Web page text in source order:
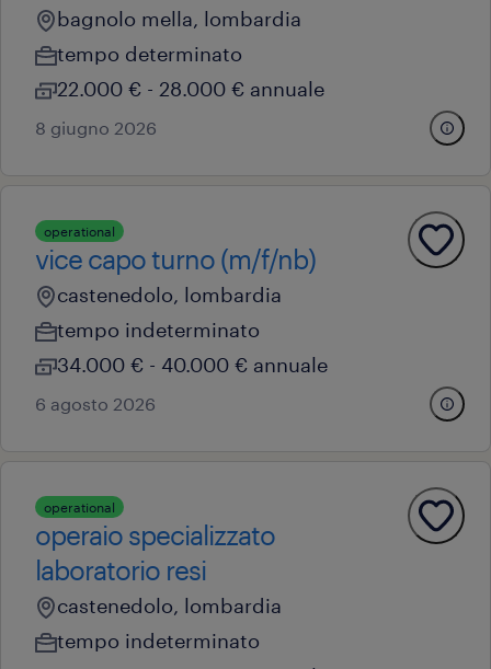
bagnolo mella, lombardia
tempo determinato
22.000 € - 28.000 € annuale
8 giugno 2026
operational
vice capo turno (m/f/nb)
castenedolo, lombardia
tempo indeterminato
34.000 € - 40.000 € annuale
6 agosto 2026
operational
operaio specializzato
laboratorio resi
castenedolo, lombardia
tempo indeterminato